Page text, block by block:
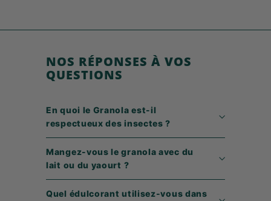
9
NOS RÉPONSES À VOS
QUESTIONS
En quoi le Granola est-il
respectueux des insectes ?
Mangez-vous le granola avec du
lait ou du yaourt ?
Quel édulcorant utilisez-vous dans